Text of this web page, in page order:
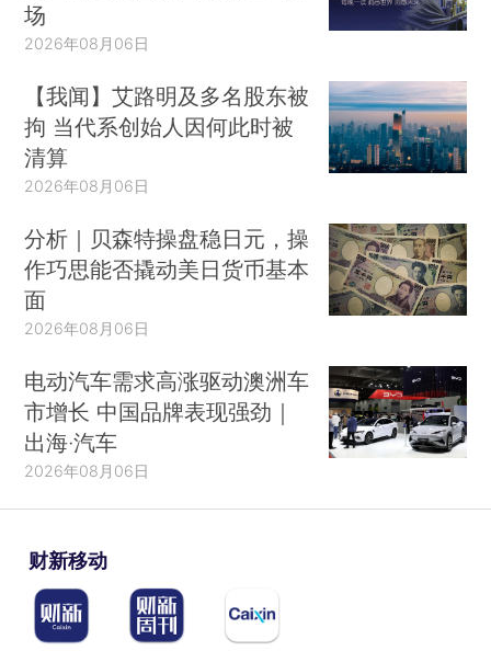
场
2026年08月06日
【我闻】艾路明及多名股东被
拘 当代系创始人因何此时被
清算
2026年08月06日
分析｜贝森特操盘稳日元，操
作巧思能否撬动美日货币基本
面
2026年08月06日
电动汽车需求高涨驱动澳洲车
市增长 中国品牌表现强劲｜
出海·汽车
2026年08月06日
财新移动